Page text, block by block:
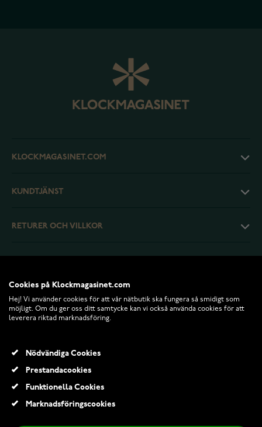
KLOCKMAGASINET.COM
KUNDTJÄNST
RETURER OCH VILLKOR
© 2026 Klockmagasinet.com
Cookies på Klockmagasinet.com
Hej! Vi använder cookies för att vår nätbutik ska fungera så smidigt som
möjligt. Om du ger oss ditt samtycke kan vi också använda cookies för att
leverera riktad marknadsföring.
Nödvändiga Cookies
Prestandacookies
Funktionella Cookies
Marknadsföringscookies